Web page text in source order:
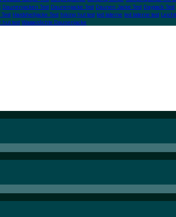
Daunenjacken Test Daunenjacke Test Daunen Jacke Test Daypack Test
Hardshelljacke Test hiking hut test led laterne led laterne test
hut test Wasserdichte Daunenjacke